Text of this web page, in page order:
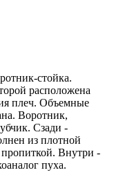
стойка.
расположена
плеч. Объемные
Воротник,
Сзади -
из плотной
Внутри -
пуха.